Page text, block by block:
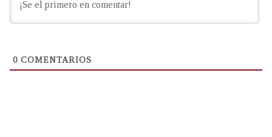
0 COMENTARIOS